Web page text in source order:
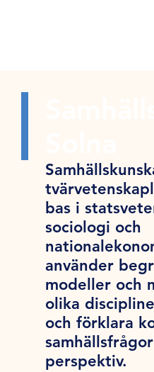
bas i
sociologi och
använder
modeller och
olika
och förklara
perspektiv.